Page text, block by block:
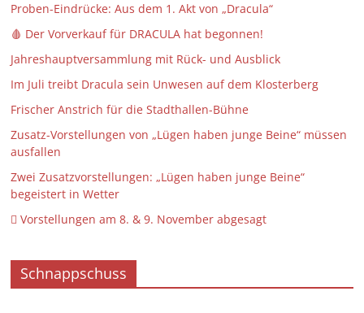
Proben-Eindrücke: Aus dem 1. Akt von „Dracula“
🩸 Der Vorverkauf für DRACULA hat begonnen!
Jahreshauptversammlung mit Rück- und Ausblick
Im Juli treibt Dracula sein Unwesen auf dem Klosterberg
Frischer Anstrich für die Stadthallen-Bühne
Zusatz-Vorstellungen von „Lügen haben junge Beine“ müssen
ausfallen
Zwei Zusatzvorstellungen: „Lügen haben junge Beine“
begeistert in Wetter
 Vorstellungen am 8. & 9. November abgesagt
Schnappschuss